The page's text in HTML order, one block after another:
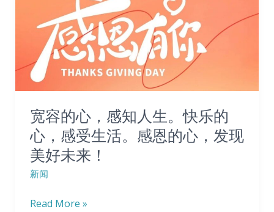
糖
尿
普
及
之
路
有
入
甲
医
临
床
应
用
系‌
宽容的心，感知人生。快乐的
心，感受生活。感恩的心，发现
美好未来！
新闻
的
心，
感
知
生。
快
乐
的
感
Read More »